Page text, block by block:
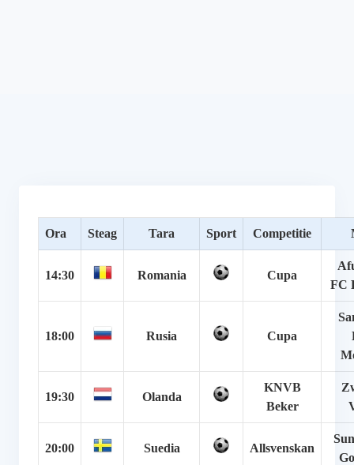
Ora Steag Tara Sport Competitie
14:30 Romania Cupa
FC
18:00 Rusia Cupa
19:30 Olanda
KNVB
Beker
20:00 Suedia Allsvenskan